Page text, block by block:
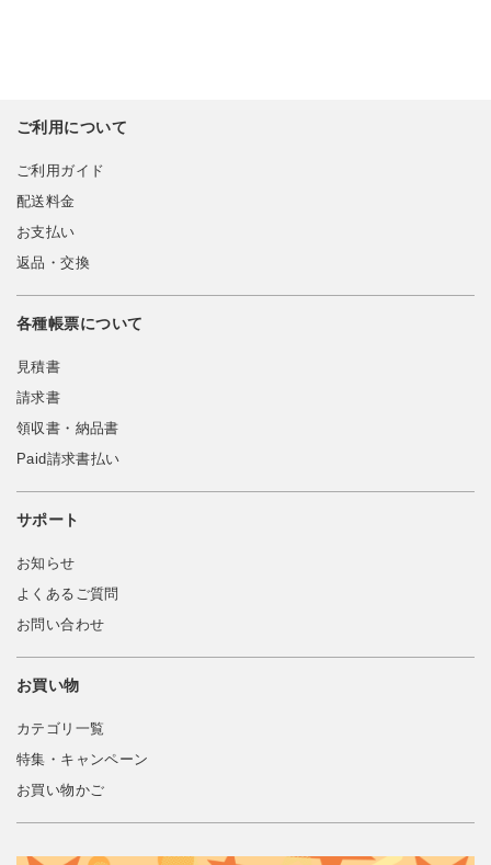
ご利用について
ご利用ガイド
配送料金
お支払い
返品・交換
各種帳票について
見積書
請求書
領収書・納品書
Paid請求書払い
サポート
お知らせ
よくあるご質問
お問い合わせ
お買い物
カテゴリ一覧
特集・キャンペーン
お買い物かご